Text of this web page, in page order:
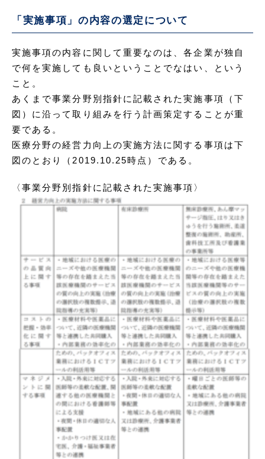
「実施事項」の内容の選定について
実施事項の内容に関して重要なのは、各企業が独自
で何を実施しても良いということでなはい、という
こと。
あくまで事業分野別指針に記載された実施事項（下
図）に沿って取り組みを行う計画策定することが重
要である。
医療分野の経営力向上の実施方法に関する事項は下
図のとおり（2019.10.25時点）である。
〈事業分野別指針に記載された実施事項〉